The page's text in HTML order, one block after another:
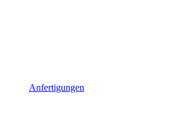
Anfertigungen